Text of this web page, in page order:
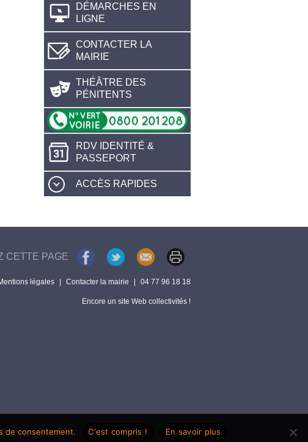
DÉMARCHES EN
LIGNE
CONTACTER LA
MAIRIE
THÉÂTRE DES
PÉNITENTS
RDV IDENTITÉ &
PASSEPORT
ACCÈS RAPIDES
CETTE PAGE
légales Contacter la mairie 04 77 96 18 18
Encore un site Web collectivités !
de consentement. C'est compris ! En savoir plus